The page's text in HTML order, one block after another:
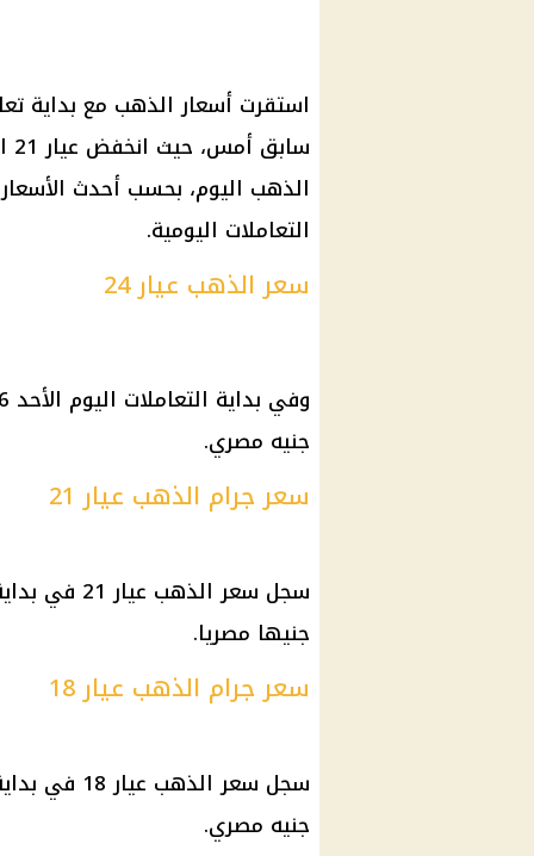
الذهب اليوم، بحسب أحدث
التعاملات اليومية.
سعر الذهب عيار 24
جنيه مصري.
سعر جرام الذهب عيار 21
جنيها مصريا.
سعر جرام الذهب عيار 18
جنيه مصري.